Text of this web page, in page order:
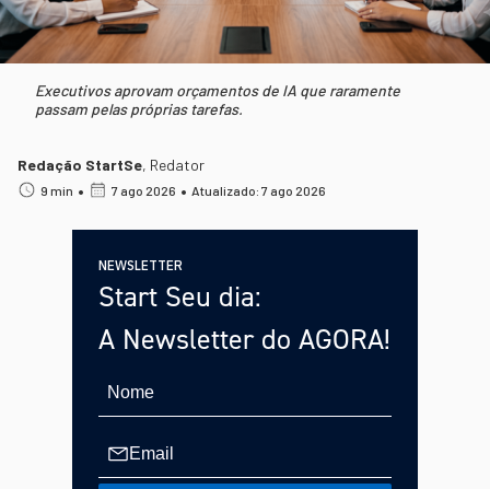
Executivos aprovam orçamentos de IA que raramente
passam pelas próprias tarefas.
Redação StartSe, Redator
9 min • 7 ago 2026 • Atualizado: 7 ago 2026
NEWSLETTER
Start Seu dia:
A Newsletter do AGORA!